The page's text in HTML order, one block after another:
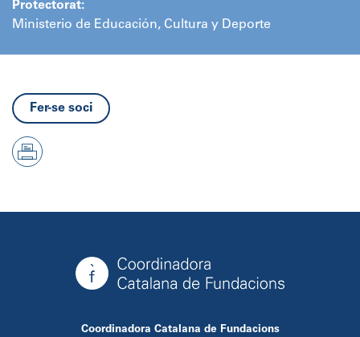
Protectorat:
Ministerio de Educación, Cultura y Deporte
Fer-se soci
Coordinadora Catalana de Fundacions